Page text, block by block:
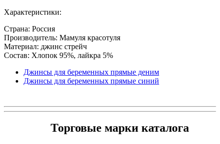
Характеристики:
Страна: Россия
Производитель: Мамуля красотуля
Материал: джинс стрейч
Состав: Хлопок 95%, лайкра 5%
Джинсы для беременных прямые деним
Джинсы для беременных прямые синий
Торговые марки каталога